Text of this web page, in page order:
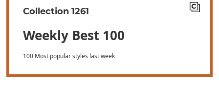
Collection 1261
Weekly Best 100
100 Most popular styles last week